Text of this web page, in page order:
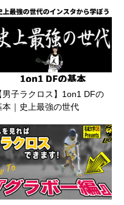
男子ラクロス】1on1 DFの
本｜史上最強の世代